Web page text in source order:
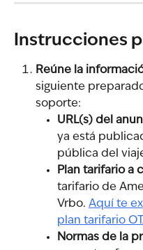
Instrucciones
Reúne la
siguiente
soporte:
URL(s) del
ya está
pública del
Plan tarifario a
tarifario de
Vrbo. Aquí te
plan tarifario
Normas de la